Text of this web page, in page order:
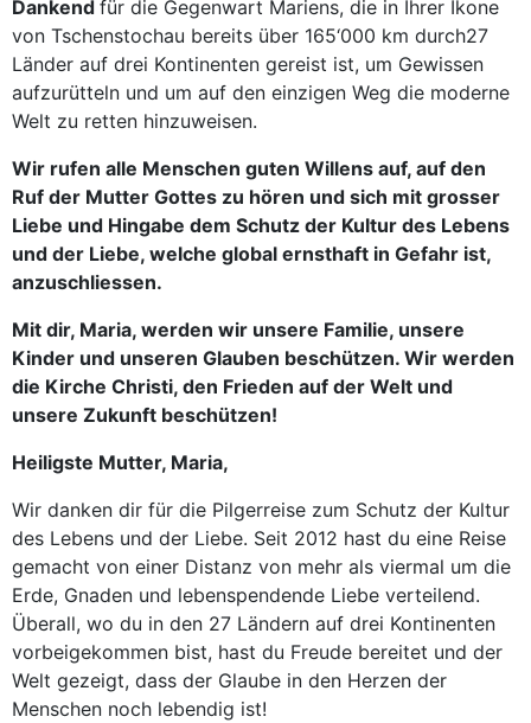
Dankend für die Gegenwart Mariens, die in Ihrer Ikone
von Tschenstochau bereits über 165‘000 km durch27
Länder auf drei Kontinenten gereist ist, um Gewissen
aufzurütteln und um auf den einzigen Weg die moderne
Welt zu retten hinzuweisen.
Wir rufen alle Menschen guten Willens auf, auf den
Ruf der Mutter Gottes zu hören und sich mit grosser
Liebe und Hingabe dem Schutz der Kultur des Lebens
und der Liebe, welche global ernsthaft in Gefahr ist,
anzuschliessen.
Mit dir, Maria, werden wir unsere Familie, unsere
Kinder und unseren Glauben beschützen. Wir werden
die Kirche Christi, den Frieden auf der Welt und
unsere Zukunft beschützen!
Heiligste Mutter, Maria,
Wir danken dir für die Pilgerreise zum Schutz der Kultur
des Lebens und der Liebe. Seit 2012 hast du eine Reise
gemacht von einer Distanz von mehr als viermal um die
Erde, Gnaden und lebenspendende Liebe verteilend.
Überall, wo du in den 27 Ländern auf drei Kontinenten
vorbeigekommen bist, hast du Freude bereitet und der
Welt gezeigt, dass der Glaube in den Herzen der
Menschen noch lebendig ist!